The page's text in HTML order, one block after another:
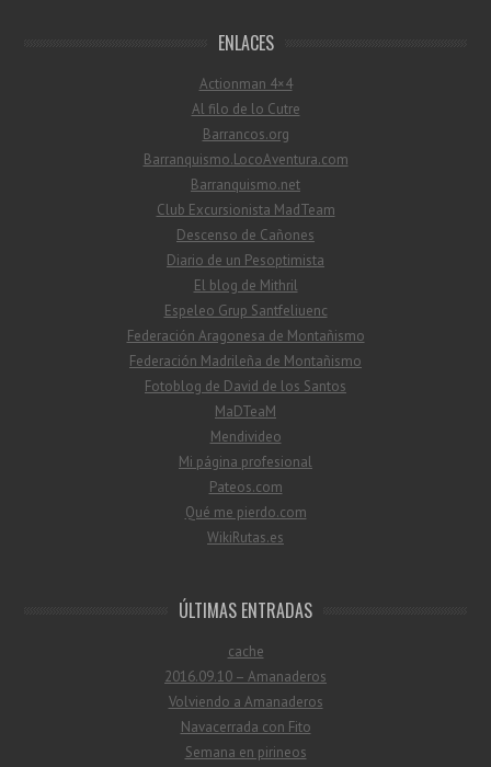
ENLACES
Actionman 4×4
Al filo de lo Cutre
Barrancos.org
Barranquismo.LocoAventura.com
Barranquismo.net
Club Excursionista MadTeam
Descenso de Cañones
Diario de un Pesoptimista
El blog de Mithril
Espeleo Grup Santfeliuenc
Federación Aragonesa de Montañismo
Federación Madrileña de Montañismo
Fotoblog de David de los Santos
MaDTeaM
Mendivideo
Mi página profesional
Pateos.com
Qué me pierdo.com
WikiRutas.es
ÚLTIMAS ENTRADAS
cache
2016.09.10 – Amanaderos
Volviendo a Amanaderos
Navacerrada con Fito
Semana en pirineos